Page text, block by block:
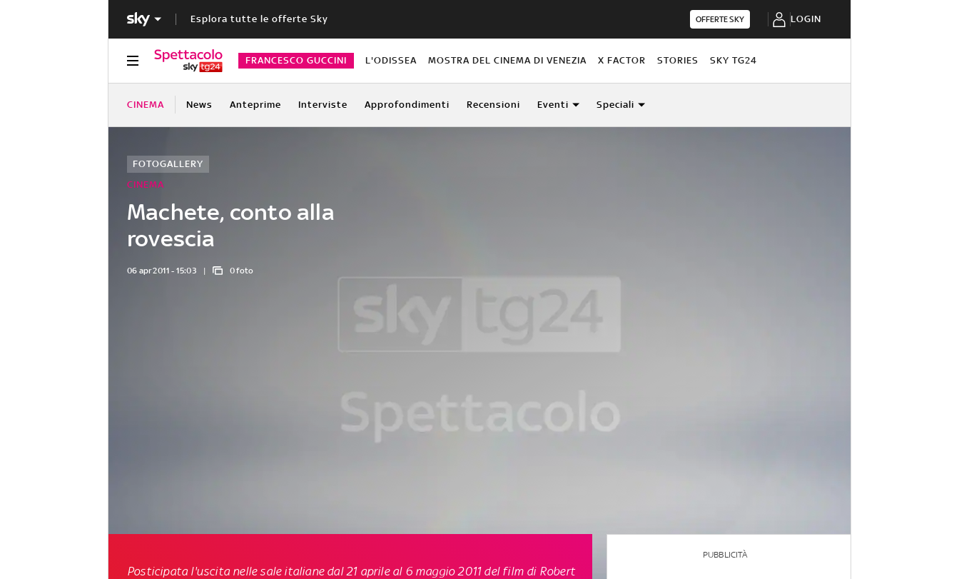
Esplora tutte le offerte Sky OFFERTE SKY LOGIN
FRANCESCO GUCCINI L'ODISSEA MOSTRA DEL CINEMA DI VENEZIA X FACTOR STORIES SKY TG24
CINEMA News Anteprime Interviste Approfondimenti Recensioni Eventi Speciali
Machete, conto alla
rovescia
CINEMA
FOTOGALLERY
06 apr 2011 - 15:03 0 foto
Posticipata l'uscita nelle sale italiane dal 21 aprile al 6 maggio 2011 del film di Robert
PUBBLICITÀ